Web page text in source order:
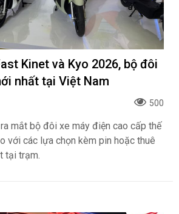
Kinet và Kyo 2026, bộ đôi
nhất tại Việt Nam
500
mắt bộ đôi xe máy điện cao cấp thế
với các lựa chọn kèm pin hoặc thuê
tại trạm.